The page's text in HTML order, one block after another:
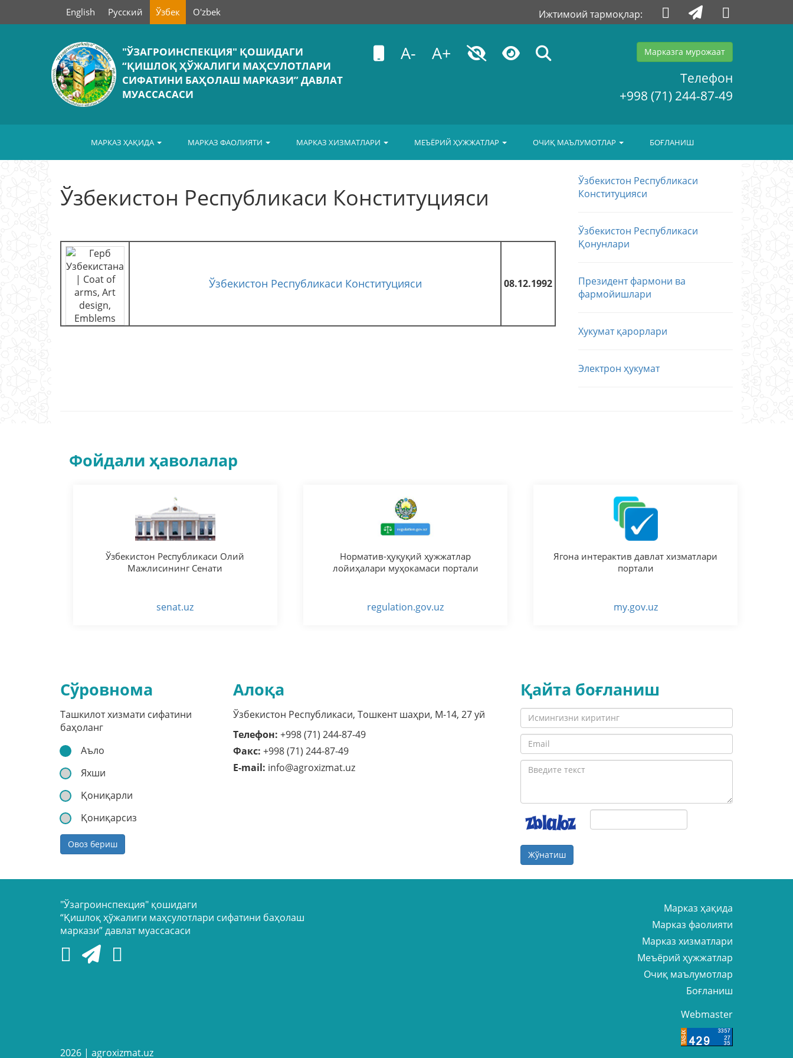
English Русский Ўзбек O'zbek Ижтимоий тармоқлар:
"ЎЗАГРОИНСПЕКЦИЯ" ҚОШИДАГИ
“ҚИШЛОҚ ҲЎЖАЛИГИ МАҲСУЛОТЛАРИ
СИФАТИНИ БАҲОЛАШ МАРКАЗИ” ДАВЛАТ
МУАССАСАСИ
A- A+ Марказга мурожаат
Телефон
+998 (71) 244-87-49
МАРКАЗ ҲАҚИДА МАРКАЗ ФАОЛИЯТИ МАРКАЗ ХИЗМАТЛАРИ МЕЪЁРИЙ ҲУЖЖАТЛАР ОЧИҚ МАЪЛУМОТЛАР БОҒЛАНИШ
Ўзбекистон Республикаси Конституцияси
Ўзбекистон Республикаси Конституцияси 08.12.1992
Ўзбекистон Республикаси
Конституцияси
Ўзбекистон Республикаси
Қонунлари
Президент фармони ва
фармойишлари
Хукумат қарорлари
Электрон ҳукумат
Фойдали ҳаволалар
Ўзбекистон Республикаси Олий
Мажлисининг Сенати
senat.uz
Норматив-ҳуқуқий ҳужжатлар
лойиҳалари муҳокамаси портали
regulation.gov.uz
Ягона интерактив давлат хизматлари
портали
my.gov.uz
Сўровнома
Ташкилот хизмати сифатини
баҳоланг
Аъло
Яхши
Қониқарли
Қониқарсиз
Овоз бериш
Алоқа
Ўзбекистон Республикаси, Тошкент шаҳри, M-14, 27 уй
Телефон: +998 (71) 244-87-49
Факс: +998 (71) 244-87-49
E-mail: info@agroxizmat.uz
Қайта боғланиш
Жўнатиш
"Ўзагроинспекция" қошидаги
“Қишлоқ ҳўжалиги маҳсулотлари сифатини баҳолаш
маркази” давлат муассасаси
Марказ ҳақида
Марказ фаолияти
Марказ хизматлари
Меъёрий ҳужжатлар
Очиқ маълумотлар
Боғланиш
Webmaster
2026 | agroxizmat.uz